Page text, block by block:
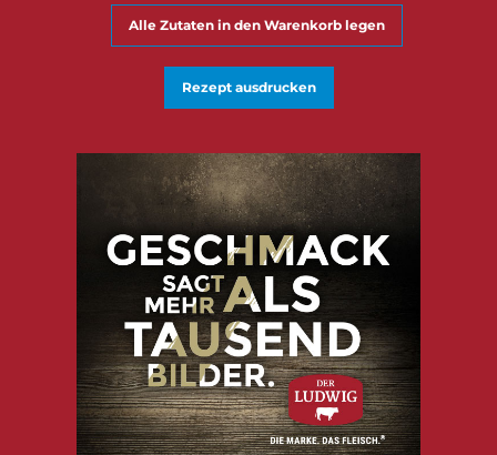
Alle Zutaten in den Warenkorb legen
Rezept ausdrucken